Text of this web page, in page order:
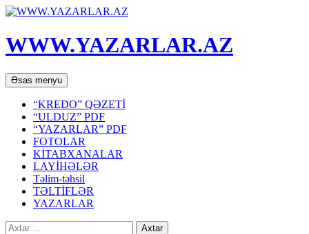
WWW.YAZARLAR.AZ
Axtar
Əsas menyu Mühtəviyyata
keç
“KREDO” QƏZETİ
“ULDUZ” PDF
“YAZARLAR” PDF
FOTOLAR
KİTABXANALAR
LAYİHƏLƏR
Təlim-təhsil
TƏLTİFLƏR
YAZARLAR
Axtarış: